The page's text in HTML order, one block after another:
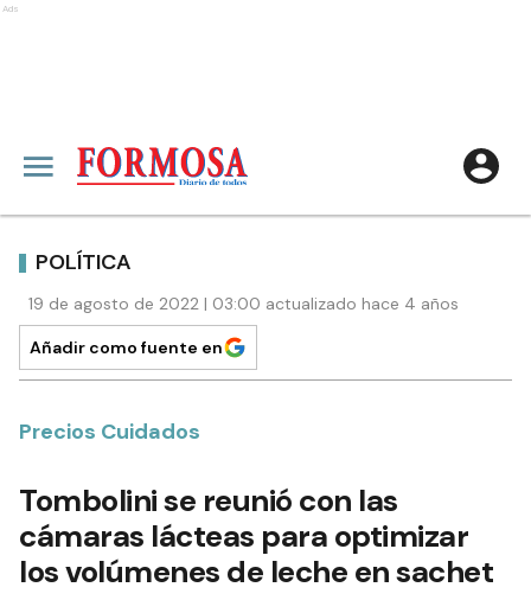
Ads
POLÍTICA
19 de agosto de 2022 | 03:00 actualizado hace 4 años
Añadir como fuente en
Precios Cuidados
Tombolini se reunió con las
cámaras lácteas para optimizar
los volúmenes de leche en sachet